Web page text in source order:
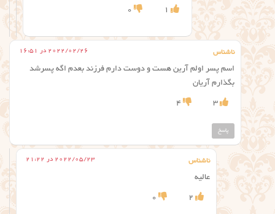
1
0
ناشناس 2022/02/26 در 16:51
اسم پسر اولم آرین هست و دوست دارم فرزند بعدم اگه پسرشد
بگذارم آریان
3
4
پاسخ
ناشناس 2022/05/23 در 21:22
عالیه
2
0